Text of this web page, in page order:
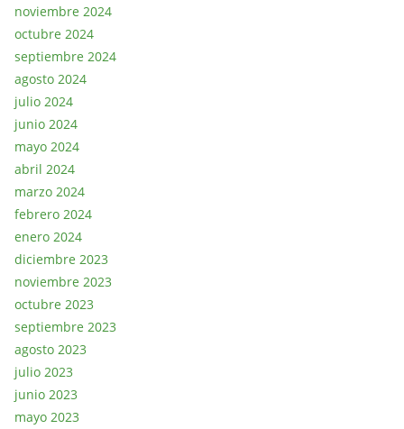
noviembre 2024
octubre 2024
septiembre 2024
agosto 2024
julio 2024
junio 2024
mayo 2024
abril 2024
marzo 2024
febrero 2024
enero 2024
diciembre 2023
noviembre 2023
octubre 2023
septiembre 2023
agosto 2023
julio 2023
junio 2023
mayo 2023